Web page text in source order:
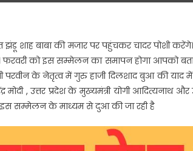
होगे
झंडू शाह बाबा की मजार पर पहुंचकर चादर पोशी
फरवरी को इस सम्मेलन का समापन होगा आपको
परवीन के नेतृत्व में गुरु हाजी दिलशाद बुआ की याद
मोदी , उत्तर प्रदेश के मुख्यमंत्री योगी आदित्यनाथ
सम्मेलन के माध्यम से दुआ की जा रही है